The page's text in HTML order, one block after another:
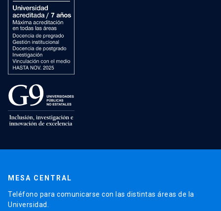
MESA CENTRAL
Teléfono para comunicarse con las distintas áreas de la
Universidad.